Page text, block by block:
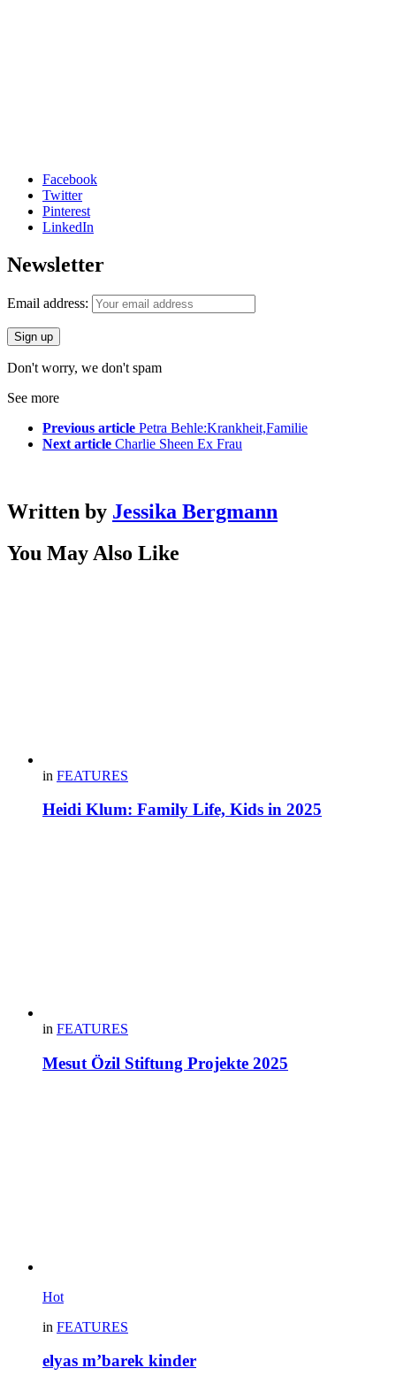
Facebook
Twitter
Pinterest
LinkedIn
Newsletter
Email address:
Don't worry, we don't spam
See more
Previous article Petra Behle:Krankheit,Familie
Next article Charlie Sheen Ex Frau
Written by Jessika Bergmann
You May Also Like
in FEATURES
Heidi Klum: Family Life, Kids in 2025
in FEATURES
Mesut Özil Stiftung Projekte 2025
Hot
in FEATURES
elyas m’barek kinder